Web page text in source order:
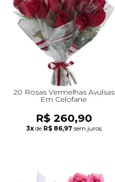
20 Rosas Vermelhas Avulsas
Em Celofane
R$ 260,90
3x de R$ 86,97 sem juros